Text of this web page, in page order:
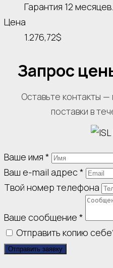
Гарантия 12 месяцев.
Цена
1.276,72$
Запрос
Оставьте контакты
поставки в
Ваше имя *
Ваш e-mail адрес*
Твой номер телефона
Ваше сообщение *
Отправить копию
Отправить заявку